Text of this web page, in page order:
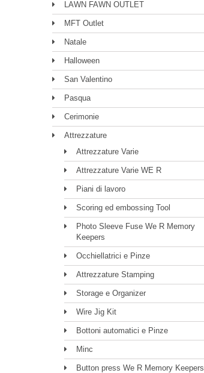
LAWN FAWN OUTLET
MFT Outlet
Natale
Halloween
San Valentino
Pasqua
Cerimonie
Attrezzature
Attrezzature Varie
Attrezzature Varie WE R
Piani di lavoro
Scoring ed embossing Tool
Photo Sleeve Fuse We R Memory
Keepers
Occhiellatrici e Pinze
Attrezzature Stamping
Storage e Organizer
Wire Jig Kit
Bottoni automatici e Pinze
Minc
Button press We R Memory Keepers